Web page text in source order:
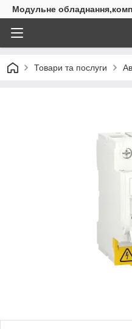
Модульне
Товари та послуги